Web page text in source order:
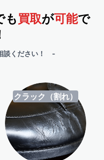
も買取が可能で
談ください！ -
クラック（割れ）